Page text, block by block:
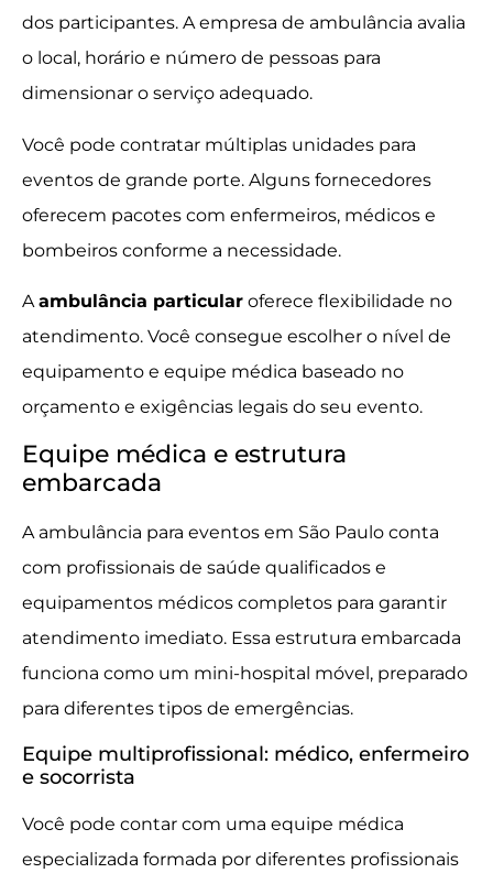
dos participantes. A empresa de ambulância avalia
o local, horário e número de pessoas para
dimensionar o serviço adequado.
Você pode contratar múltiplas unidades para
eventos de grande porte. Alguns fornecedores
oferecem pacotes com enfermeiros, médicos e
bombeiros conforme a necessidade.
Aambulância particular oferece flexibilidade no
atendimento. Você consegue escolher o nível de
equipamento e equipe médica baseado no
orçamento e exigências legais do seu evento.
Equipe médica e estrutura
embarcada
A ambulância para eventos em São Paulo conta
com profissionais de saúde qualificados e
equipamentos médicos completos para garantir
atendimento imediato. Essa estrutura embarcada
funciona como um mini-hospital móvel, preparado
para diferentes tipos de emergências.
Equipe multiprofissional: médico, enfermeiro
e socorrista
Você pode contar com uma equipe médica
especializada formada por diferentes profissionais